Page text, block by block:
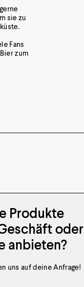
sie zu
Fans
zum
Produkte
oder
anbieten?
uns auf deine Anfrage!